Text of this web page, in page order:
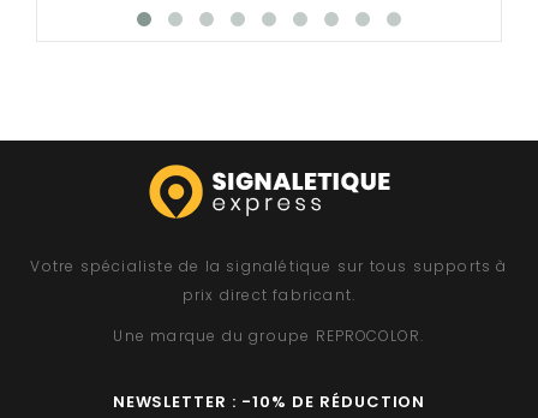
Votre spécialiste de la signalétique sur tous supports à
prix direct fabricant.
Une marque du groupe REPROCOLOR.
NEWSLETTER : -10% DE RÉDUCTION